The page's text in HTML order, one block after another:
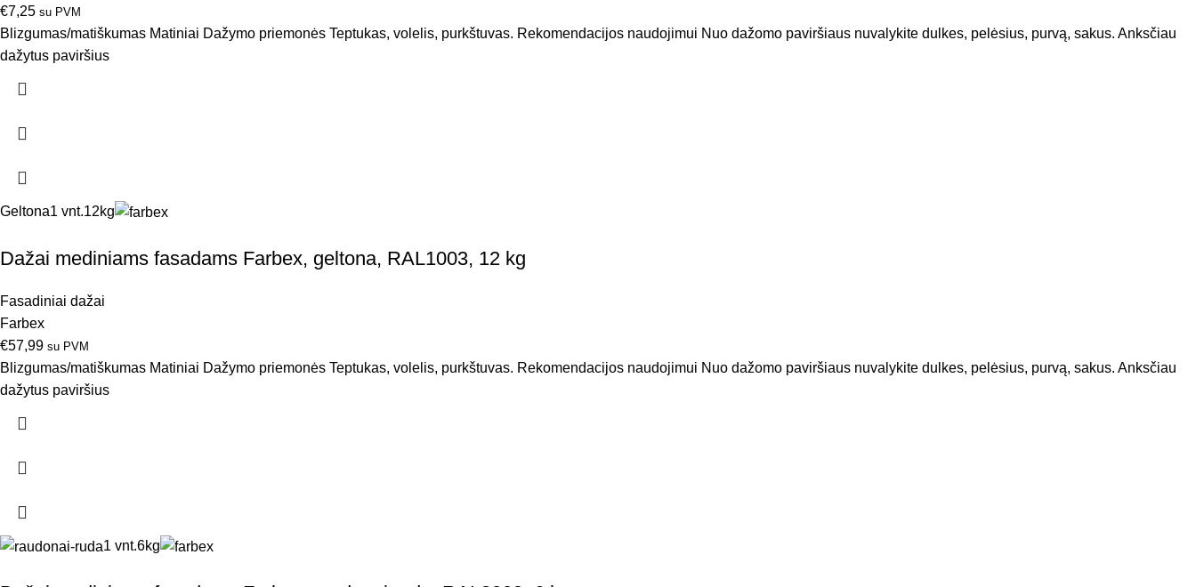
€7,25 su PVM
Blizgumas/matiškumas Matiniai Dažymo priemonės Teptukas, volelis, purkštuvas. Rekomendacijos naudojimui Nuo dažomo paviršiaus nuvalykite dulkes, pelėsius, purvą, sakus. Anksčiau
dažytus paviršius
Geltona1 vnt.12kg
Dažai mediniams fasadams Farbex, geltona, RAL1003, 12 kg
Fasadiniai dažai
Farbex
€57,99 su PVM
Blizgumas/matiškumas Matiniai Dažymo priemonės Teptukas, volelis, purkštuvas. Rekomendacijos naudojimui Nuo dažomo paviršiaus nuvalykite dulkes, pelėsius, purvą, sakus. Anksčiau
dažytus paviršius
1 vnt.6kg